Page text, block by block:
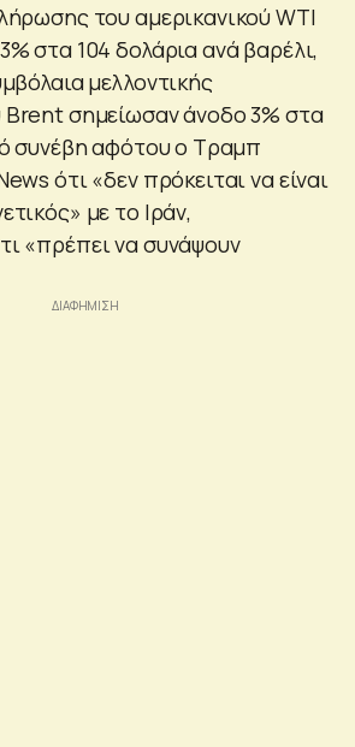
του αμερικανικού WTI
στα 104 δολάρια ανά βαρέλι,
μελλοντικής
σημείωσαν άνοδο 3% στα
συνέβη αφότου ο Τραμπ
ότι «δεν πρόκειται να είναι
με το Ιράν,
«πρέπει να συνάψουν